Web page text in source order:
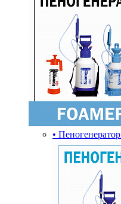
•